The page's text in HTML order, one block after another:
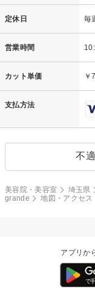
定休日 毎
営業時間
カット単価 ￥
支払方法
不
美容院・美容室 埼玉県
grande
地図・アクセス
アプリか